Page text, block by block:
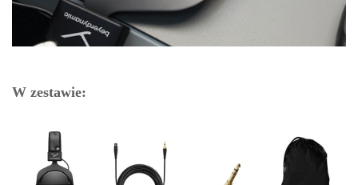
W zestawie: